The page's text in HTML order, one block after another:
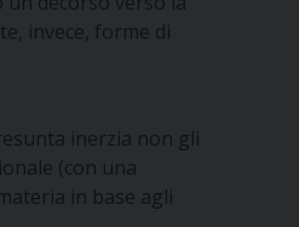
invece, forme di
inerzia non gli
(con una
in base agli